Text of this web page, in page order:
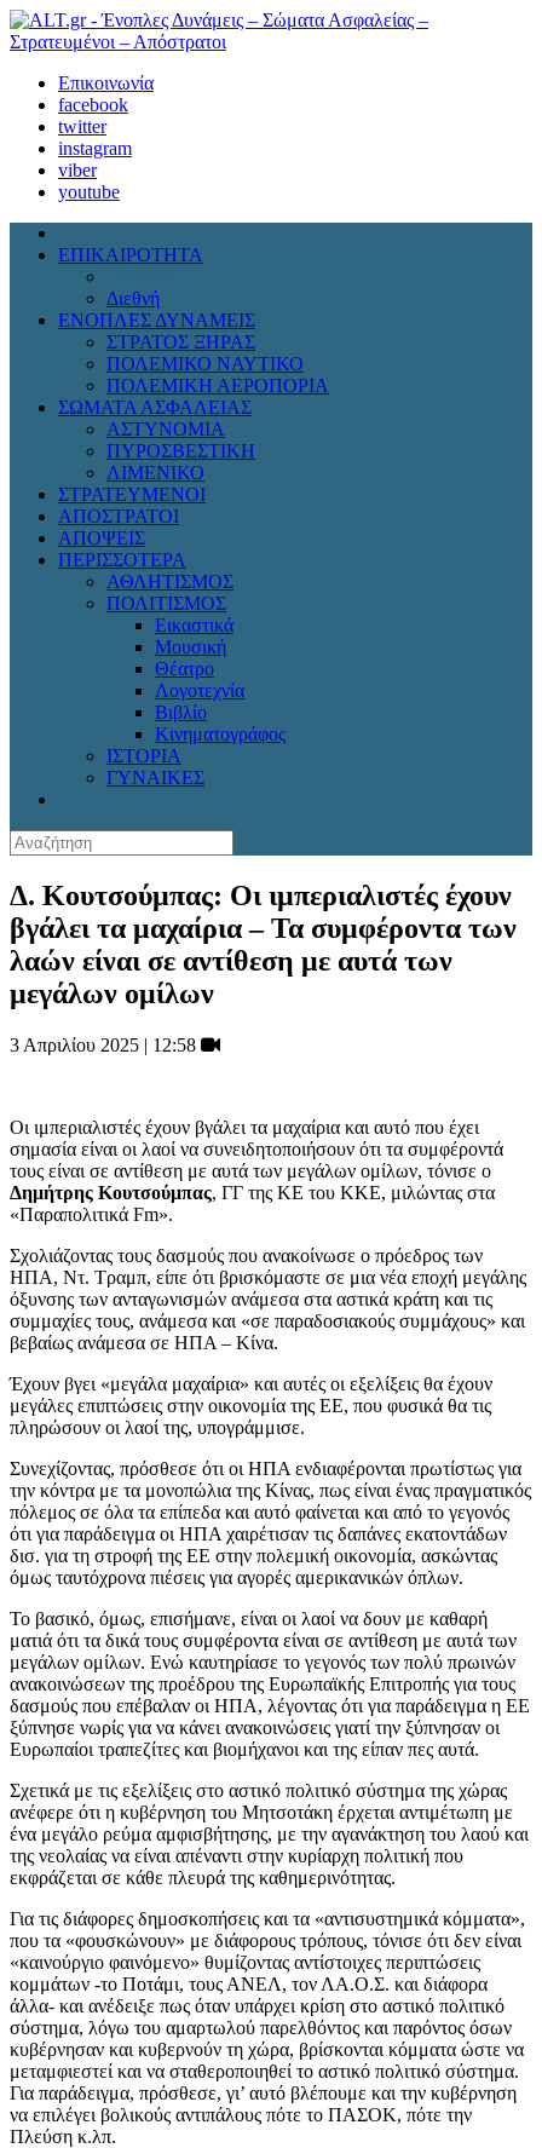
Επικοινωνία
facebook
twitter
instagram
viber
youtube
ΕΠΙΚΑΙΡΟΤΗΤΑ
Διεθνή
ΕΝΟΠΛΕΣ ΔΥΝΑΜΕΙΣ
ΣΤΡΑΤΟΣ ΞΗΡΑΣ
ΠΟΛΕΜΙΚΟ ΝΑΥΤΙΚΟ
ΠΟΛΕΜΙΚΗ ΑΕΡΟΠΟΡΙΑ
ΣΩΜΑΤΑ ΑΣΦΑΛΕΙΑΣ
ΑΣΤΥΝΟΜΙΑ
ΠΥΡΟΣΒΕΣΤΙΚΗ
ΛΙΜΕΝΙΚΟ
ΣΤΡΑΤΕΥΜΕΝΟΙ
ΑΠΟΣΤΡΑΤΟΙ
ΑΠΟΨΕΙΣ
ΠΕΡΙΣΣΟΤΕΡΑ
ΑΘΛΗΤΙΣΜΟΣ
ΠΟΛΙΤΙΣΜΟΣ
Εικαστικά
Μουσική
Θέατρο
Λογοτεχνία
Βιβλίο
Κινηματογράφος
ΙΣΤΟΡΙΑ
ΓΥΝΑΙΚΕΣ
Δ. Κουτσούμπας: Οι ιμπεριαλιστές έχουν
βγάλει τα μαχαίρια – Τα συμφέροντα των
λαών είναι σε αντίθεση με αυτά των
μεγάλων ομίλων
3 Απριλίου 2025 | 12:58
Οι ιμπεριαλιστές έχουν βγάλει τα μαχαίρια και αυτό που έχει
σημασία είναι οι λαοί να συνειδητοποιήσουν ότι τα συμφέροντά
τους είναι σε αντίθεση με αυτά των μεγάλων ομίλων, τόνισε ο
Δημήτρης Κουτσούμπας, ΓΓ της ΚΕ του ΚΚΕ, μιλώντας στα
«Παραπολιτικά Fm».
Σχολιάζοντας τους δασμούς που ανακοίνωσε ο πρόεδρος των
ΗΠΑ, Ντ. Τραμπ, είπε ότι βρισκόμαστε σε μια νέα εποχή μεγάλης
όξυνσης των ανταγωνισμών ανάμεσα στα αστικά κράτη και τις
συμμαχίες τους, ανάμεσα και «σε παραδοσιακούς συμμάχους» και
βεβαίως ανάμεσα σε ΗΠΑ – Κίνα.
Έχουν βγει «μεγάλα μαχαίρια» και αυτές οι εξελίξεις θα έχουν
μεγάλες επιπτώσεις στην οικονομία της ΕΕ, που φυσικά θα τις
πληρώσουν οι λαοί της, υπογράμμισε.
Συνεχίζοντας, πρόσθεσε ότι οι ΗΠΑ ενδιαφέρονται πρωτίστως για
την κόντρα με τα μονοπώλια της Κίνας, πως είναι ένας πραγματικός
πόλεμος σε όλα τα επίπεδα και αυτό φαίνεται και από το γεγονός
ότι για παράδειγμα οι ΗΠΑ χαιρέτισαν τις δαπάνες εκατοντάδων
δισ. για τη στροφή της ΕΕ στην πολεμική οικονομία, ασκώντας
όμως ταυτόχρονα πιέσεις για αγορές αμερικανικών όπλων.
Το βασικό, όμως, επισήμανε, είναι οι λαοί να δουν με καθαρή
ματιά ότι τα δικά τους συμφέροντα είναι σε αντίθεση με αυτά των
μεγάλων ομίλων. Ενώ καυτηρίασε το γεγονός των πολύ πρωινών
ανακοινώσεων της προέδρου της Ευρωπαϊκής Επιτροπής για τους
δασμούς που επέβαλαν οι ΗΠΑ, λέγοντας ότι για παράδειγμα η ΕΕ
ξύπνησε νωρίς για να κάνει ανακοινώσεις γιατί την ξύπνησαν οι
Ευρωπαίοι τραπεζίτες και βιομήχανοι και της είπαν πες αυτά.
Σχετικά με τις εξελίξεις στο αστικό πολιτικό σύστημα της χώρας
ανέφερε ότι η κυβέρνηση του Μητσοτάκη έρχεται αντιμέτωπη με
ένα μεγάλο ρεύμα αμφισβήτησης, με την αγανάκτηση του λαού και
της νεολαίας να είναι απέναντι στην κυρίαρχη πολιτική που
εκφράζεται σε κάθε πλευρά της καθημερινότητας.
Για τις διάφορες δημοσκοπήσεις και τα «αντισυστημικά κόμματα»,
που τα «φουσκώνουν» με διάφορους τρόπους, τόνισε ότι δεν είναι
«καινούργιο φαινόμενο» θυμίζοντας αντίστοιχες περιπτώσεις
κομμάτων -το Ποτάμι, τους ΑΝΕΛ, τον ΛΑ.Ο.Σ. και διάφορα
άλλα- και ανέδειξε πως όταν υπάρχει κρίση στο αστικό πολιτικό
σύστημα, λόγω του αμαρτωλού παρελθόντος και παρόντος όσων
κυβέρνησαν και κυβερνούν τη χώρα, βρίσκονται κόμματα ώστε να
μεταμφιεστεί και να σταθεροποιηθεί το αστικό πολιτικό σύστημα.
Για παράδειγμα, πρόσθεσε, γι’ αυτό βλέπουμε και την κυβέρνηση
να επιλέγει βολικούς αντιπάλους πότε το ΠΑΣΟΚ, πότε την
Πλεύση κ.λπ.